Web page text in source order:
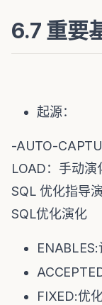
6.7 重要
起源：
-AUTO-
LOAD：手动
SQL 优化指导
SQL优化演化
FIXED:优